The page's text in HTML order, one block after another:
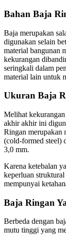
Bahan Baja
Baja merupakan
digunakan selain
material bangunan
kekurangan
seringkali dalam
material lain untuk
Ukuran Baja
Melihat
akhir akhir ini
Ringan merupakan
(cold-formed steel)
3,0 mm.
Karena ketebalan
keperluan
mempunyai
Baja Ringan
Berbeda dengan
mutu tinggi yang